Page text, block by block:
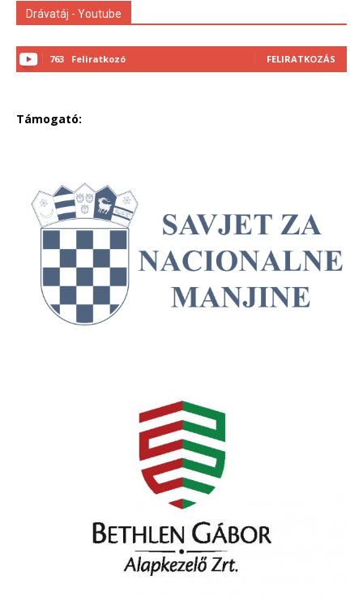
Drávatáj - Youtube
763 Feliratkozó FELIRATKOZÁS
Támogató: